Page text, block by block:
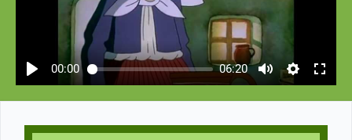
00:00 06:20